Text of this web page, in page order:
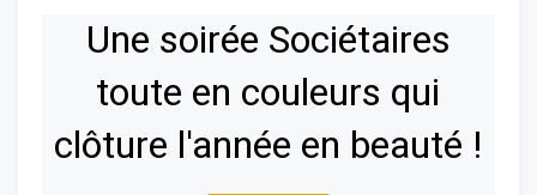
Une soirée Sociétaires
toute en couleurs qui
clôture l'année en beauté !